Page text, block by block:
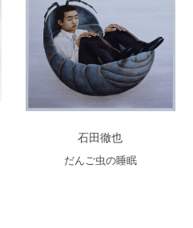
石田徹也
だんご虫の睡眠